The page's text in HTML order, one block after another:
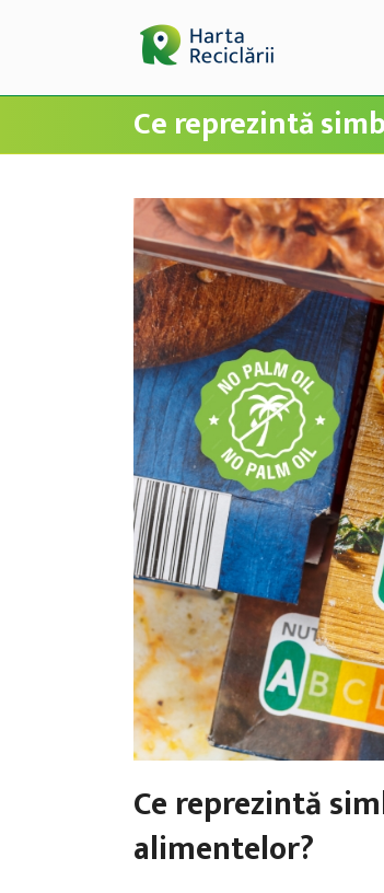
Ce reprezintă
Ce reprezintă
alimentelor?